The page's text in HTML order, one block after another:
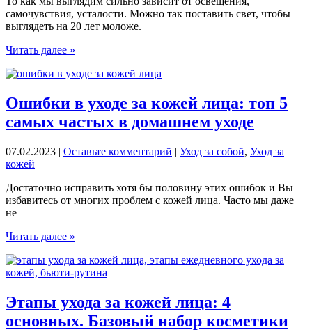
самочувствия, усталости. Можно так поставить свет, чтобы
выглядеть на 20 лет моложе.
Тест
старение
лица.
Как
увидеть
которые
появятся
10
лет
Читать далее »
Ошибки в уходе за кожей лица: топ 5
самых частых в домашнем уходе
07.02.2023 | Оставьте комментарий | Уход за собой, Уход за
кожей
Достаточно исправить хотя бы половину этих ошибок и Вы
избавитесь от многих проблем с кожей лица. Часто мы даже
не
Ошибки
уходе
за
лица:
топ
5
Читать далее »
Этапы ухода за кожей лица: 4
основных. Базовый набор косметики